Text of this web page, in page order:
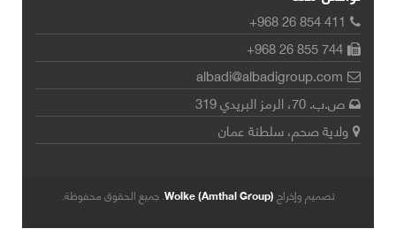
+968 26 854 411
+968 26 855 744
albadi@albadigroup.com
ص.ب. 70، الرمز البريدي 319
ولاية صحم، سلطنة عمان
تصميم وإخراجWolke (Amthal Group). جميع الحقوق محفوظة.